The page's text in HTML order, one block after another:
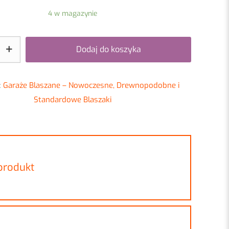
4 w magazynie
Dodaj do koszyka
Garaże Blaszane – Nowoczesne, Drewnopodobne i
Standardowe Blaszaki